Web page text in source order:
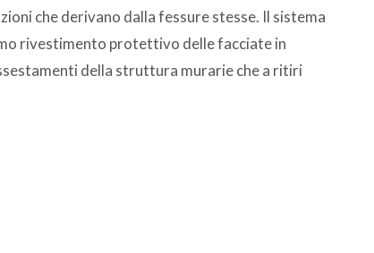
che derivano dalla fessure stesse. Il sistema
rivestimento protettivo delle facciate in
della struttura murarie che a ritiri